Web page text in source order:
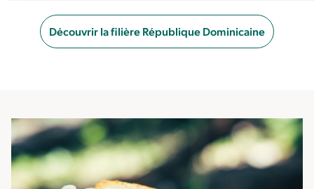
Découvrir la filière République Dominicaine